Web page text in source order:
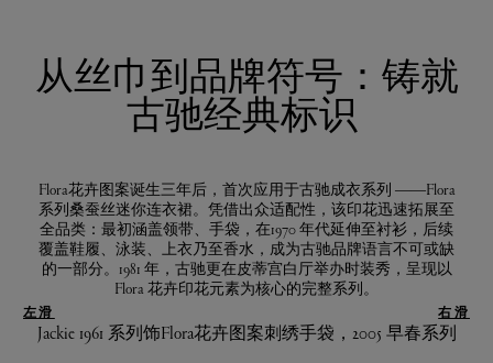
从丝巾到品牌符号：铸就
古驰经典标识
Flora花卉图案诞生三年后，首次应用于古驰成衣系列 ——Flora
系列桑蚕丝迷你连衣裙。凭借出众适配性，该印花迅速拓展至
全品类：最初涵盖领带、手袋，在1970 年代延伸至衬衫，后续
覆盖鞋履、泳装、上衣乃至香水，成为古驰品牌语言不可或缺
的一部分。1981 年，古驰更在皮蒂宫白厅举办时装秀，呈现以
Flora 花卉印花元素为核心的完整系列。
左滑 右滑
Jackie 1961 系列饰Flora花卉图案刺绣手袋，2005 早春系列